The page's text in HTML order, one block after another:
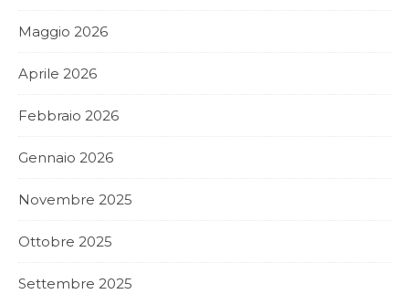
Maggio 2026
Aprile 2026
Febbraio 2026
Gennaio 2026
Novembre 2025
Ottobre 2025
Settembre 2025